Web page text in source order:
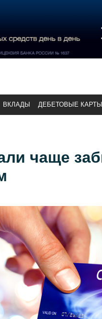
ВКЛАДЫ ДЕБЕТОВЫЕ КАРТЫ
чаще